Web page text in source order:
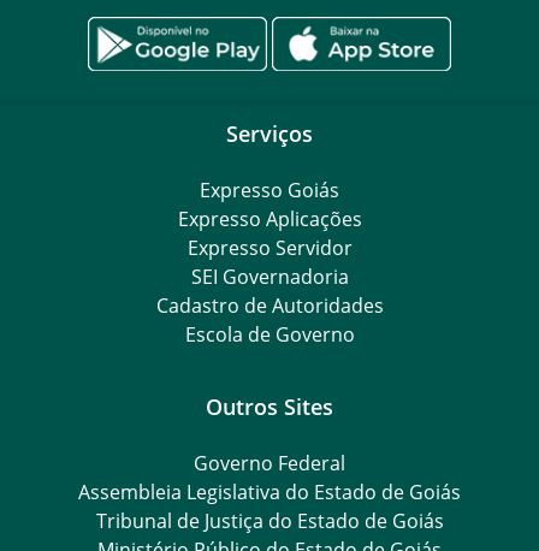
Serviços
Expresso Goiás
Expresso Aplicações
Expresso Servidor
SEI Governadoria
Cadastro de Autoridades
Escola de Governo
Outros Sites
Governo Federal
Assembleia Legislativa do Estado de Goiás
Tribunal de Justiça do Estado de Goiás